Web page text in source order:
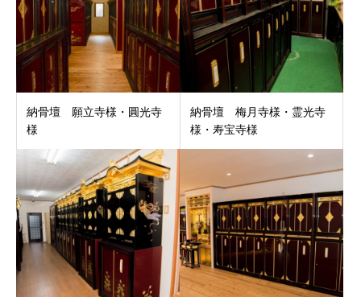
納骨壇 願立寺様・圓光寺
様
納骨壇 梅月寺様・霊光寺
様・寿宝寺様